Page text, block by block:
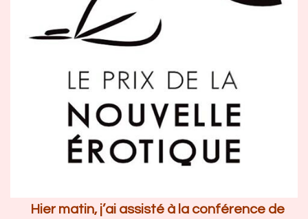
Hier matin, j’ai assisté à la conférence de